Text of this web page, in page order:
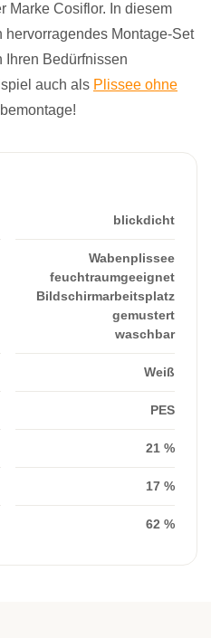
Marke Cosiflor. In diesem
Montage-Set
Ihren Bedürfnissen
auch als Plissee ohne
blickdicht
Wabenplissee
feuchtraumgeeignet
Bildschirmarbeitsplatz
gemustert
waschbar
Weiß
PES
21 %
17 %
62 %